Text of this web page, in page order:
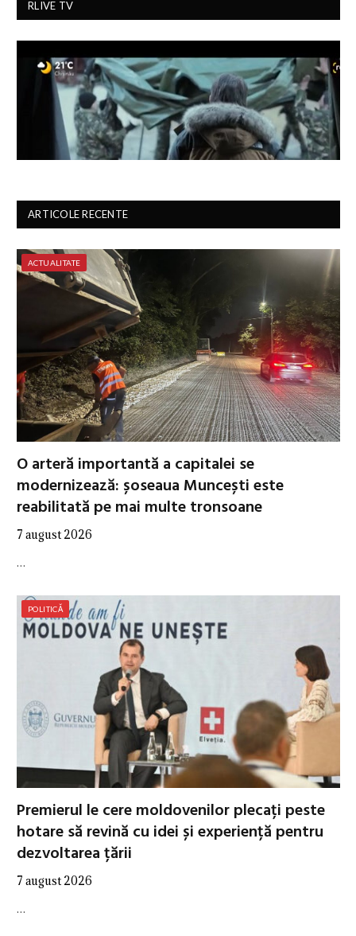
RLIVE TV
ARTICOLE RECENTE
ACTUALITATE
O arteră importantă a capitalei se
modernizează: șoseaua Muncești este
reabilitată pe mai multe tronsoane
7 august 2026
…
POLITICĂ
Premierul le cere moldovenilor plecați peste
hotare să revină cu idei și experiență pentru
dezvoltarea țării
7 august 2026
…